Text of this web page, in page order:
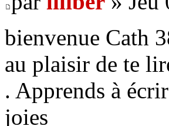
bienvenue Cath
au plaisir de te
. Apprends à
joies